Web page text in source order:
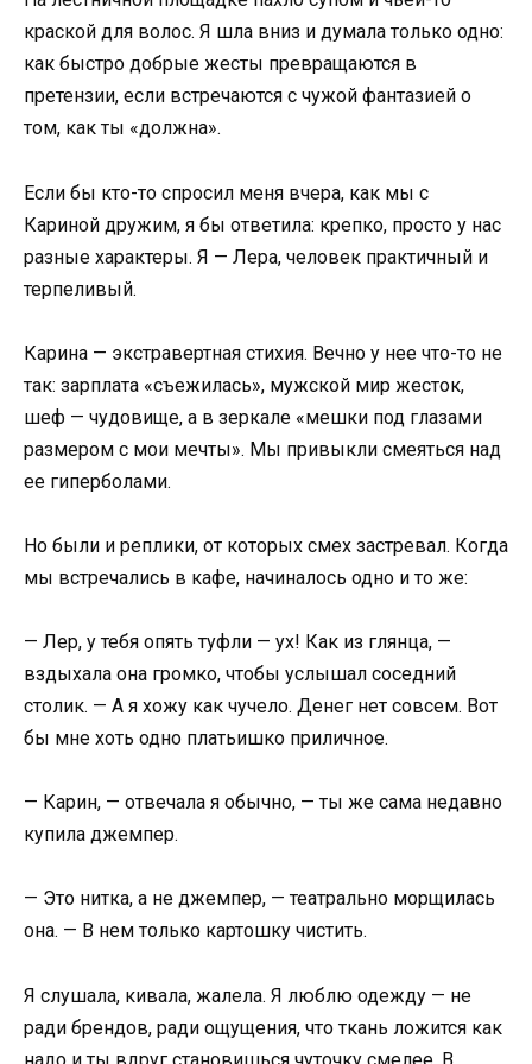
краской для волос. Я шла вниз и думала только одно:
как быстро добрые жесты превращаются в
претензии, если встречаются с чужой фантазией о
том, как ты «должна».
Если бы кто-то спросил меня вчера, как мы с
Кариной дружим, я бы ответила: крепко, просто у нас
разные характеры. Я — Лера, человек практичный и
терпеливый.
Карина — экстравертная стихия. Вечно у нее что-то не
так: зарплата «съежилась», мужской мир жесток,
шеф — чудовище, а в зеркале «мешки под глазами
размером с мои мечты». Мы привыкли смеяться над
ее гиперболами.
Но были и реплики, от которых смех застревал. Когда
мы встречались в кафе, начиналось одно и то же:
— Лер, у тебя опять туфли — ух! Как из глянца, —
вздыхала она громко, чтобы услышал соседний
столик. — А я хожу как чучело. Денег нет совсем. Вот
бы мне хоть одно платьишко приличное.
— Карин, — отвечала я обычно, — ты же сама недавно
купила джемпер.
— Это нитка, а не джемпер, — театрально морщилась
она. — В нем только картошку чистить.
Я слушала, кивала, жалела. Я люблю одежду — не
ради брендов, ради ощущения, что ткань ложится как
надо и ты вдруг становишься чуточку смелее. В